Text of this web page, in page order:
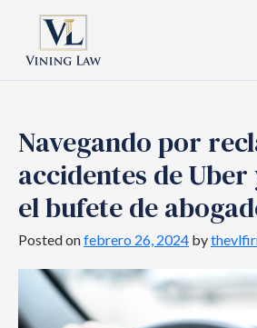
Navegando por
accidentes de
el bufete de
Posted onfebrero 26, 2024 by